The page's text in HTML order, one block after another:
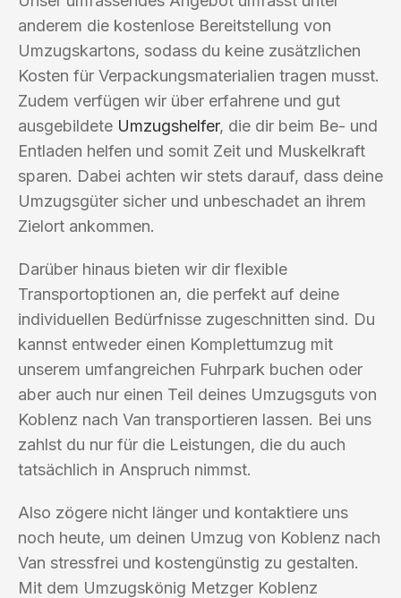
anderem die kostenlose Bereitstellung von
Umzugskartons, sodass du keine zusätzlichen
Kosten für Verpackungsmaterialien tragen musst.
Zudem verfügen wir über erfahrene und gut
ausgebildete Umzugshelfer, die dir beim Be- und
Entladen helfen und somit Zeit und Muskelkraft
sparen. Dabei achten wir stets darauf, dass deine
Umzugsgüter sicher und unbeschadet an ihrem
Zielort ankommen.
Darüber hinaus bieten wir dir flexible
Transportoptionen an, die perfekt auf deine
individuellen Bedürfnisse zugeschnitten sind. Du
kannst entweder einen Komplettumzug mit
unserem umfangreichen Fuhrpark buchen oder
aber auch nur einen Teil deines Umzugsguts von
Koblenz nach Van transportieren lassen. Bei uns
zahlst du nur für die Leistungen, die du auch
tatsächlich in Anspruch nimmst.
Also zögere nicht länger und kontaktiere uns
noch heute, um deinen Umzug von Koblenz nach
Van stressfrei und kostengünstig zu gestalten.
Mit dem Umzugskönig Metzger Koblenz